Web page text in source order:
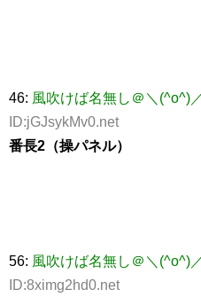
46: 風吹けば名無し＠＼(^o^)
ID:jGJsykMv0.net
番長2（操パネル）
56: 風吹けば名無し＠＼(^o^)
ID:8ximg2hd0.net